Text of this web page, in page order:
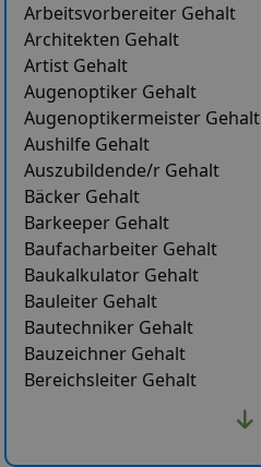
Arbeitsvorbereiter Gehalt
Architekten Gehalt
Artist Gehalt
Augenoptiker Gehalt
Augenoptikermeister Gehalt
Aushilfe Gehalt
Auszubildende/r Gehalt
Bäcker Gehalt
Barkeeper Gehalt
Baufacharbeiter Gehalt
Baukalkulator Gehalt
Bauleiter Gehalt
Bautechniker Gehalt
Bauzeichner Gehalt
Bereichsleiter Gehalt